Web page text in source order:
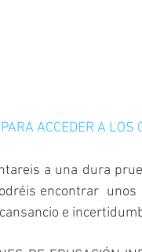
ACCEDER A LOS
a una dura
encontrar
e